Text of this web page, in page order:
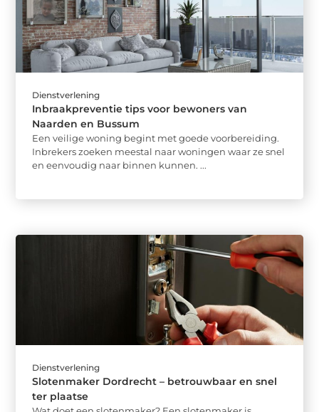
Dienstverlening
Inbraakpreventie tips voor bewoners van
Naarden en Bussum
Een veilige woning begint met goede voorbereiding.
Inbrekers zoeken meestal naar woningen waar ze snel
en eenvoudig naar binnen kunnen. ...
Dienstverlening
Slotenmaker Dordrecht – betrouwbaar en snel
ter plaatse